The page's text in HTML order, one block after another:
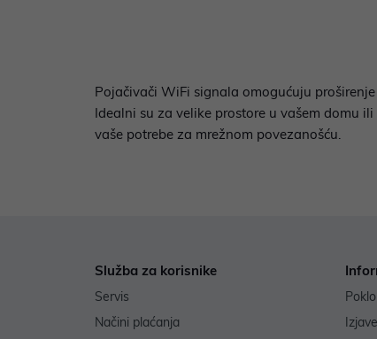
Pojačivači WiFi signala omogućuju
Idealni su za velike prostore u vašem domu
vaše potrebe za mrežnom povezanošću.
Služba za korisnike
Servis
Načini plaćanja